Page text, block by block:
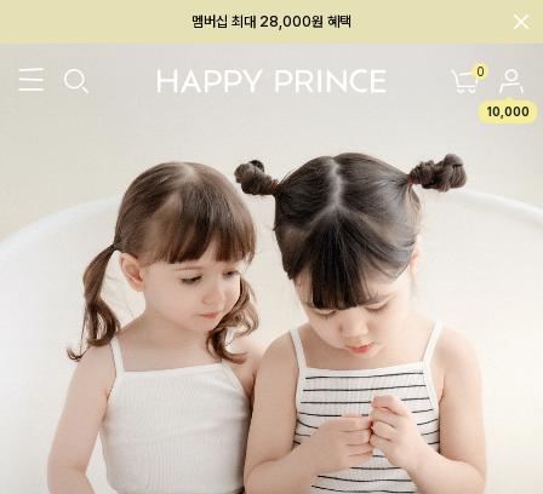
회원전용 아울렛, 가입하면 ~60% 할인!
0
10,000